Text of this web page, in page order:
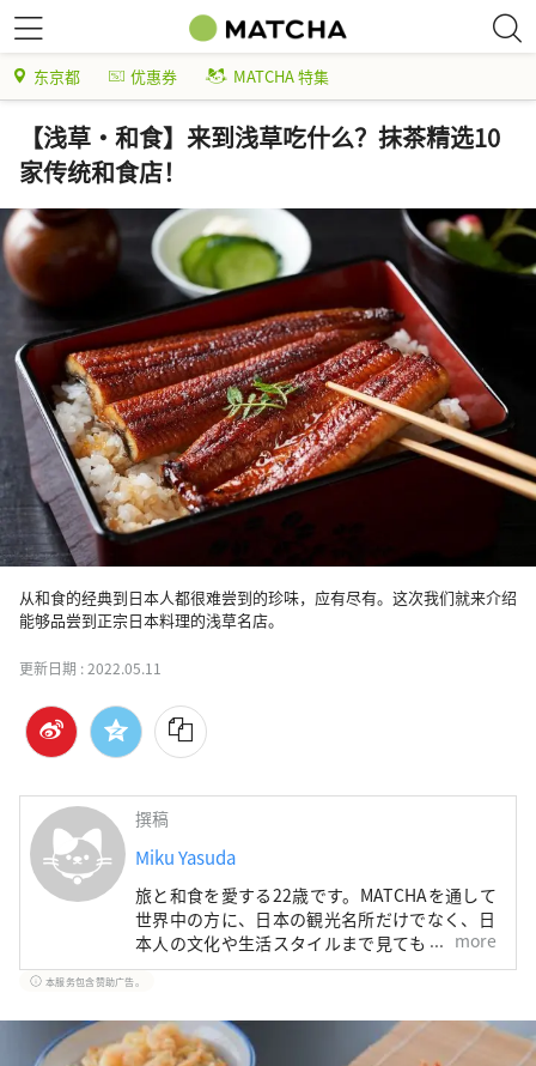
东京都 优惠券 MATCHA 特集
【浅草·和食】来到浅草吃什么？抹茶精选10
家传统和食店！
从和食的经典到日本人都很难尝到的珍味，应有尽有。这次我们就来介绍
能够品尝到正宗日本料理的浅草名店。
更新日期 :2022.05.11
撰稿
Miku Yasuda
旅と和食を愛する22歳です。MATCHAを通して
世界中の方に、日本の観光名所だけでなく、日
本人の文化や生活スタイルまで見てもらえたら
嬉しいです！
more
本服务包含赞助广告。